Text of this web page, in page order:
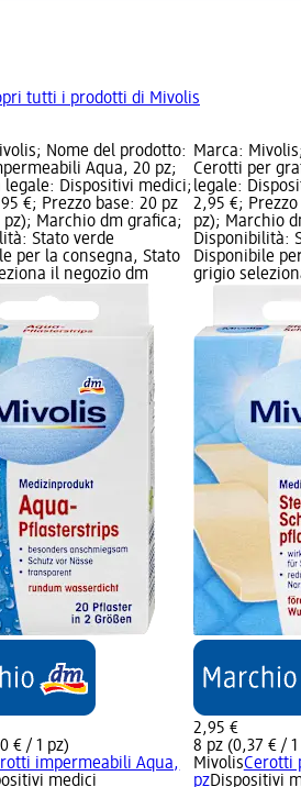
tutti i prodotti di Mivolis
Nome del prodotto:
Aqua, 20 pz;
legale: Dispositivi medici;
€; Prezzo base: 20 pz
pz); Marchio dm grafica;
Stato verde
per la consegna, Stato
il negozio dm
€ / 1 pz)
impermeabili Aqua,
medici
Marca:
Cerotti per
legale:
2,95 €; Prezzo
pz); Marchio
Disponibilità:
Disponibile
grigio
2,95 €
8 pz (0,37 € / 1
MivolisCerotti
pzDispositivi